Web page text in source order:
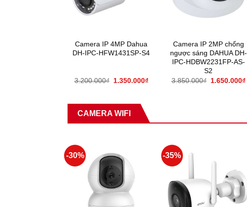
Camera IP 4MP Dahua
DH-IPC-HFW1431SP-S4
3.200.000₫ 1.350.000₫
Camera IP 2MP chống
ngược sáng DAHUA DH-
IPC-HDBW2231FP-AS-
S2
3.850.000₫ 1.650.000₫
CAMERA WIFI
-30% -35%